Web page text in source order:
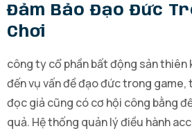
Đảm Bảo Đạo Đức
Chơi
công ty cổ phần bất động sản
đến vụ vấn đề đạo đức trong
đọc giả cũng có cơ hội công bằng
quả. Hệ thống quản lý điều hành